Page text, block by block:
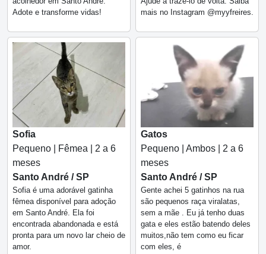
Adote e transforme vidas!
mais no Instagram @myyfreires.
Sofia
Pequeno | Fêmea | 2 a 6
meses
Santo André / SP
Sofia é uma adorável gatinha
fêmea disponível para adoção
em Santo André. Ela foi
encontrada abandonada e está
pronta para um novo lar cheio de
amor.
Gatos
Pequeno | Ambos | 2 a 6
meses
Santo André / SP
Gente achei 5 gatinhos na rua
são pequenos raça viralatas,
sem a mãe . Eu já tenho duas
gata e eles estão batendo deles
muitos,não tem como eu ficar
com eles, é